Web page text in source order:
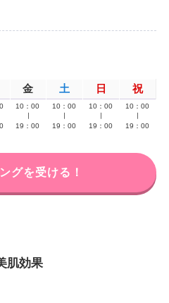
金 土 日 祝
10：00
19：00
10：00
19：00
10：00
19：00
10：00
19：00
グを受ける！
肌効果